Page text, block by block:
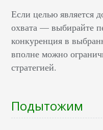
Если целью является
охвата — выбирайте
конкуренция в
вполне можно
стратегией.
Подытожим